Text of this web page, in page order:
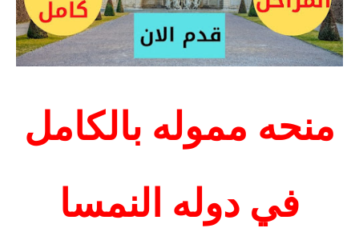
منحه مموله بالكامل
في دوله النمسا